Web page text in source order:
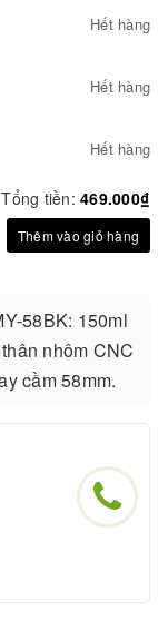
Hết hàng
Hết hàng
Hết hàng
Tổng tiền: 469.000₫
Thêm vào giỏ hàng
58BK: 150ml
nhôm CNC
cầm 58mm.